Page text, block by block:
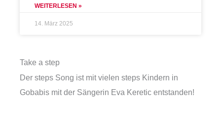
WEITERLESEN »
14. März 2025
Take a step
Der steps Song ist mit vielen steps Kindern in
Gobabis mit der Sängerin Eva Keretic entstanden!